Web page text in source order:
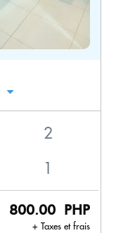
800.00 PHP
+ Taxes et frais